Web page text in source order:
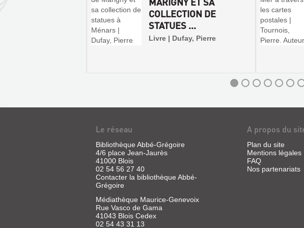
HOUDIN
RÉNOVATEUR
DE
LA
MAGIE
BLANCHE.
...
COLLECTION DE
STATUES ...
Livre | Dufay, Pierre
LE
CANTON
Le réseau
Bibliothèque Abbé-Grégoire
4/6 place Jean-Jaurès
41000 Blois
02 54 56 27 40
Contacter la bibliothèque Abbé-
Grégoire
Médiathèque Maurice-Genevoix
Rue Vasco de Gama
41043 Blois Cedex
02 54 43 31 13
A propos du
Plan du site
Mentions légales
FAQ
Nos partenariats